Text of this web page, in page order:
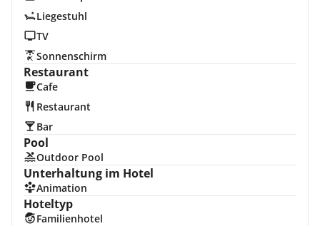
Liegestuhl
TV
Sonnenschirm
Restaurant
Cafe
Restaurant
Bar
Pool
Outdoor Pool
Unterhaltung im Hotel
Animation
Hoteltyp
Familienhotel